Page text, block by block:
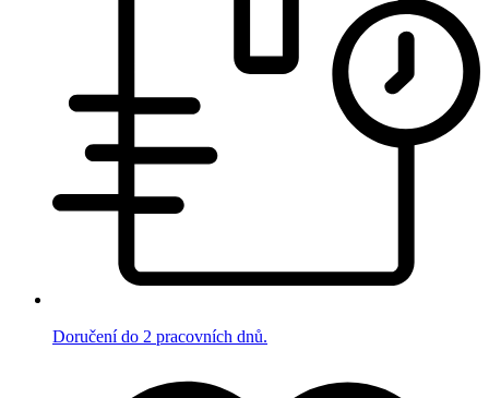
Doručení do 2 pracovních dnů.